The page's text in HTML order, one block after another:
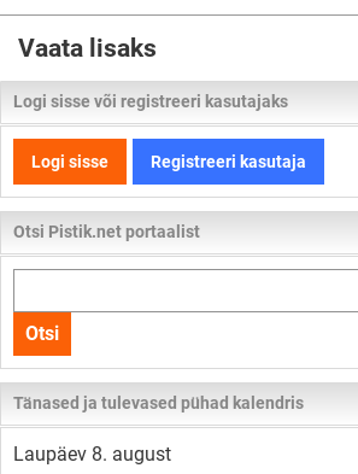
Vaata lisaks
Logi sisse või registreeri kasutajaks
Logi sisse Registreeri kasutaja
Otsi Pistik.net portaalist
kogu
lehelt
Otsi
Tänased ja tulevased pühad kalendris
Laupäev 8. august